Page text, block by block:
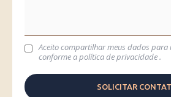
Aceito compartilhar meus dados para
conforme apolítica de privacidade.